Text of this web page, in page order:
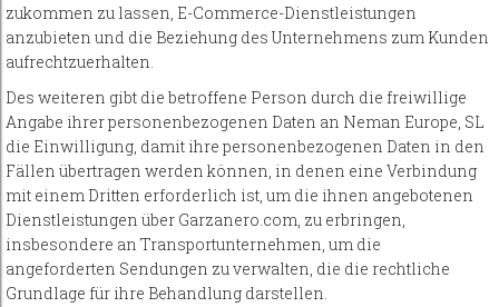
zukommen zu lassen, E-Commerce-Dienstleistungen
anzubieten und die Beziehung des Unternehmens zum Kunden
aufrechtzuerhalten.
Des weiteren gibt die betroffene Person durch die freiwillige
Angabe ihrer personenbezogenen Daten an Neman Europe, SL
die Einwilligung, damit ihre personenbezogenen Daten in den
Fällen übertragen werden können, in denen eine Verbindung
mit einem Dritten erforderlich ist, um die ihnen angebotenen
Dienstleistungen über Garzanero.com, zu erbringen,
insbesondere an Transportunternehmen, um die
angeforderten Sendungen zu verwalten, die die rechtliche
Grundlage für ihre Behandlung darstellen.